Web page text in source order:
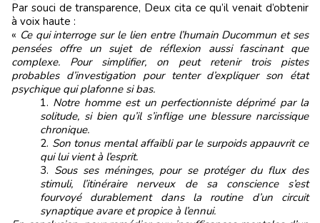
Par souci de transparence, Deux cita ce qu’il venait d’obtenir
à voix haute :
« Ce qui interroge sur le lien entre l’humain Ducommun et ses
pensées offre un sujet de réflexion aussi fascinant que
complexe. Pour simplifier, on peut retenir trois pistes
probables d’investigation pour tenter d’expliquer son état
psychique qui plafonne si bas.
Notre homme est un perfectionniste déprimé par la
solitude, si bien qu’il s’inflige une blessure narcissique
chronique.
Son tonus mental affaibli par le surpoids appauvrit ce
qui lui vient à l’esprit.
Sous ses méninges, pour se protéger du flux des
stimuli, l’itinéraire nerveux de sa conscience s’est
fourvoyé durablement dans la routine d’un circuit
synaptique avare et propice à l’ennui.